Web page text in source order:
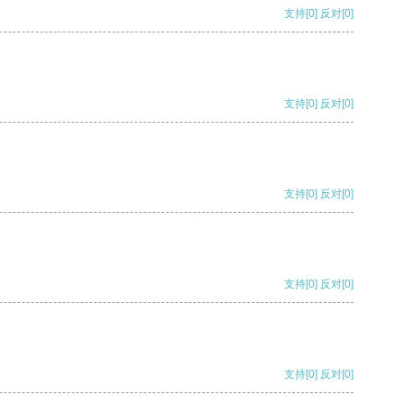
支持[0] 反对[0]
支持[0] 反对[0]
支持[0] 反对[0]
支持[0] 反对[0]
支持[0] 反对[0]